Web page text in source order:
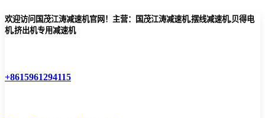
欢迎访问国茂江涛减速机官网！主营：国茂江涛减速机,摆线减速机,贝得电
机,挤出机专用减速机
+8615961294115